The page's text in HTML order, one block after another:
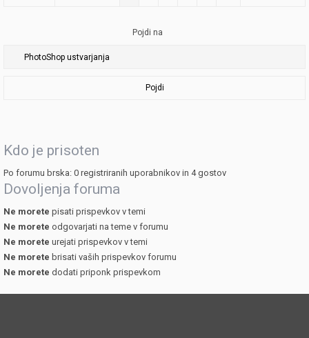
Pojdi na
Pojdi
Kdo je prisoten
Po forumu brska: 0 registriranih uporabnikov in 4 gostov
Dovoljenja foruma
Ne morete pisati prispevkov v temi
Ne morete odgovarjati na teme v forumu
Ne morete urejati prispevkov v temi
Ne morete brisati vaših prispevkov forumu
Ne morete dodati priponk prispevkom